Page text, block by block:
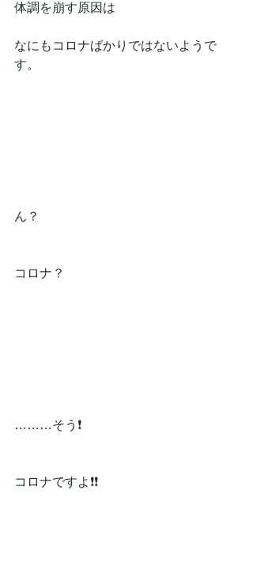
体調を崩す原因は
なにもコロナばかりではないようで
す。
ん？
コロナ？
………そう❗
コロナですよ❗❗